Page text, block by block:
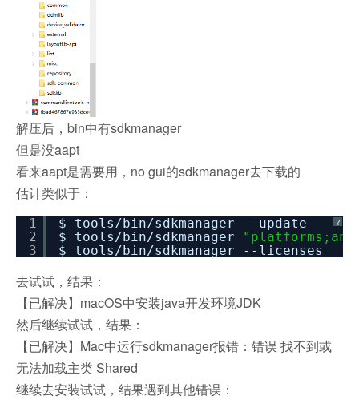
解压后，bin中有sdkmanager
但是没aapt
看来aapt是需要用，no gui的sdkmanager去下载的
估计类似于：
?
1
2
3
$ tools/bin/sdkmanager
--update
$ tools/bin/sdkmanager
$ tools/bin/sdkmanager --licenses
去试试，结果：
【已解决】macOS中安装java开发环境JDK
然后继续试试，结果：
【已解决】Mac中运行sdkmanager报错：错误 找不到或
无法加载主类 Shared
继续去安装试试，结果遇到其他错误：